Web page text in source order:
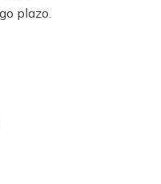
plazo.